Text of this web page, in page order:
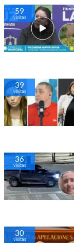
59
visitas
39
visitas
36
visitas
30
visitas